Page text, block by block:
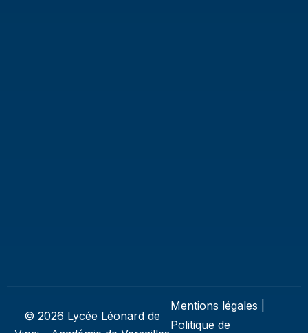
© 2026 Lycée Léonard de
Mentions légales
Politique de